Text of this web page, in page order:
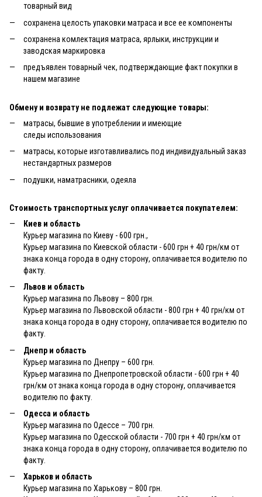
товарный вид
сохранена целость упаковки матраса и все ее компоненты
сохранена комлектация матраса, ярлыки, инструкции и
заводская маркировка
предъявлен товарный чек, подтверждающие факт покупки в
нашем магазине
Обмену и возврату не подлежат следующие товары:
матрасы, бывшие в употреблении и имеющие
следы использования
матрасы, которые изготавливались под индивидуальный заказ
нестандартных размеров
подушки, наматрасники, одеяла
Стоимость транспортных услуг оплачивается покупателем:
Киев и область
Курьер магазина по Киеву - 600 грн.,
Курьер магазина по Киевской области - 600 грн + 40 грн/км от
знака конца города в одну сторону, оплачивается водителю по
факту.
Львов и область
Курьер магазина по Львову – 800 грн.
Курьер магазина по Львовской области - 800 грн + 40 грн/км от
знака конца города в одну сторону, оплачивается водителю по
факту.
Днепр и область
Курьер магазина по Днепру – 600 грн.
Курьер магазина по Днепропетровской области - 600 грн + 40
грн/км от знака конца города в одну сторону, оплачивается
водителю по факту.
Одесса и область
Курьер магазина по Одессе – 700 грн.
Курьер магазина по Одесской области - 700 грн + 40 грн/км от
знака конца города в одну сторону, оплачивается водителю по
факту.
Харьков и область
Курьер магазина по Харькову – 800 грн.